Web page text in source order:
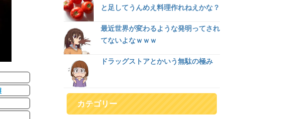
と足してうんめえ料理作れねえかな？
最近世界が変わるような発明ってされ
てないよなｗｗｗ
ドラッグストアとかいう無駄の極み
カテゴリー